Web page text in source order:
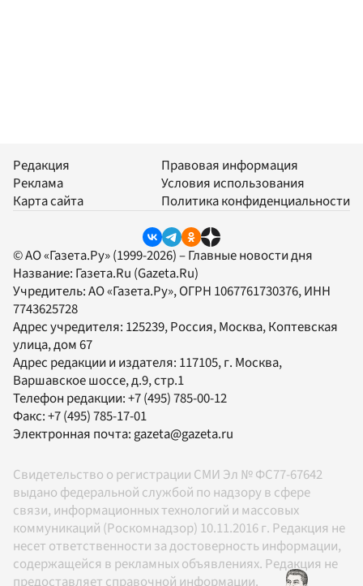
Редакция
Реклама
Карта сайта
Правовая информация
Условия использования
Политика конфиденциальности
© АО «Газета.Ру» (1999-2026) – Главные новости дня
Название: Газета.Ru (Gazeta.Ru)
Учредитель:АО «Газета.Ру», ОГРН 1067761730376, ИНН
7743625728
Адрес учредителя: 125239, Россия, Москва, Коптевская
улица, дом 67
Адрес редакции и издателя: 117105, г. Москва,
Варшавское шоссе, д.9, стр.1
Телефон редакции:+7 (495) 785-00-12
Факс:+7 (495) 785-17-01
Электронная почта: gazeta@gazeta.ru
Свидетельство о регистрации СМИ Эл № ФС77-67642
выдано федеральной службой по надзору в сфере
связи, информационных технологий и массовых
коммуникаций (Роскомнадзор) 10.11.2016 г. Редакция не
несет ответственности за достоверность информации,
содержащейся в рекламных объявлениях. Редакция не